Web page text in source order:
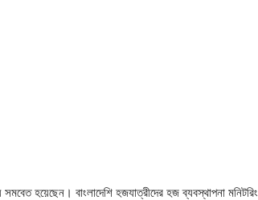
হয়েছেন। বাংলাদেশি হজযাত্রীদের হজ ব্যবস্থাপনা মনিটরিং